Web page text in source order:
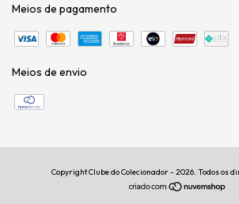
Meios de pagamento
Meios de envio
Copyright Clube do Colecionador - 2026. Todos os